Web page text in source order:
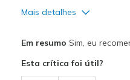
Mais detalhes
Comfortable
Em resumo Sim, eu
Esta crítica foi útil?